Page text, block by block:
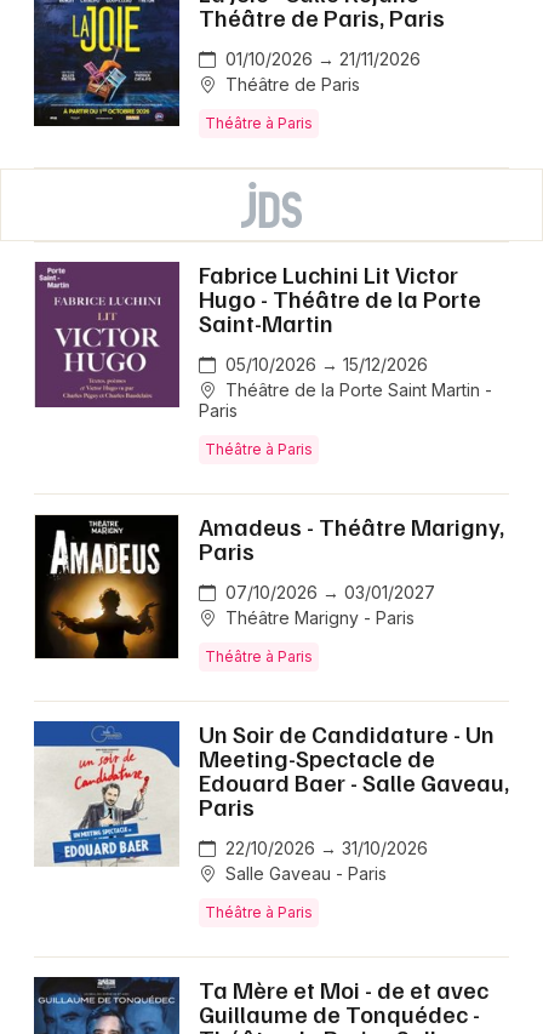
Théâtre de Paris, Paris
01/10/2026 → 21/11/2026
Théâtre de Paris
Théâtre à Paris
Fabrice Luchini Lit Victor
Hugo - Théâtre de la Porte
Saint-Martin
05/10/2026 → 15/12/2026
Théâtre de la Porte Saint Martin -
Paris
Théâtre à Paris
Amadeus - Théâtre Marigny,
Paris
07/10/2026 → 03/01/2027
Théâtre Marigny - Paris
Théâtre à Paris
Un Soir de Candidature - Un
Meeting-Spectacle de
Edouard Baer - Salle Gaveau,
Paris
22/10/2026 → 31/10/2026
Salle Gaveau - Paris
Théâtre à Paris
Ta Mère et Moi - de et avec
Guillaume de Tonquédec -